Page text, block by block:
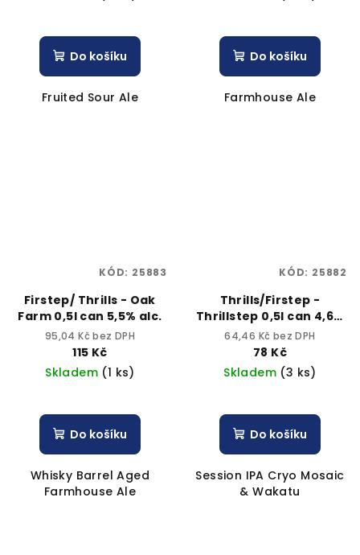
Do košíku
Fruited Sour Ale
Do košíku
Farmhouse Ale
Firstep/ Thrills - Oak
Farm 0,5l can 5,5% alc.
95,04 Kč bez DPH
115 Kč
Skladem (1 ks)
Do košíku
Whisky Barrel Aged
Farmhouse Ale
KÓD: 25883
Thrills/Firstep -
Thrillstep 0,5l can 4,6%
alc.
64,46 Kč bez DPH
78 Kč
Skladem (3 ks)
Do košíku
Session IPA Cryo Mosaic
& Wakatu
KÓD: 25882